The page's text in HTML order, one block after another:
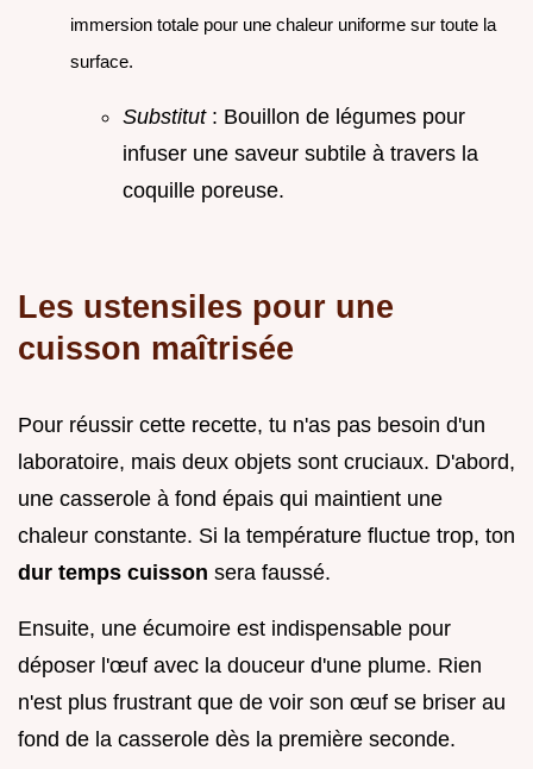
immersion totale pour une chaleur uniforme sur toute la
surface.
Substitut: Bouillon de légumes pour
infuser une saveur subtile à travers la
coquille poreuse.
Les ustensiles pour une
cuisson maîtrisée
Pour réussir cette recette, tu n'as pas besoin d'un
laboratoire, mais deux objets sont cruciaux. D'abord,
une casserole à fond épais qui maintient une
chaleur constante. Si la température fluctue trop, ton
dur temps cuisson sera faussé.
Ensuite, une écumoire est indispensable pour
déposer l'œuf avec la douceur d'une plume. Rien
n'est plus frustrant que de voir son œuf se briser au
fond de la casserole dès la première seconde.